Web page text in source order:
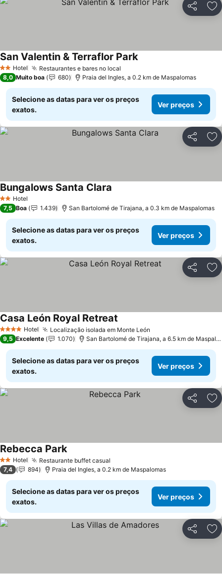
Partilhar
2 Estrelas
Hotel Restaurantes e bares no local
San Valentin & Terraflor ParkVer preços
8,0 Muito boa 680 Praia del Ingles, a 0.2 km de Maspalomas
Selecione as datas para ver os preços
exatos.
Ver preços
Partilhar
2 Estrelas
Hotel
Bungalows Santa Clara
7,5 Boa 1.439 San Bartolomé de Tirajana, a 0.3 km de Maspalomas
Selecione as datas para ver os preços
exatos.
Ver preços
Partilhar
4 EstrelasHotel Localização isolada em Monte León
Casa León Royal Retreat
9,5 Excelente 1.070 San Bartolomé de Tirajana, a 6.5 km de
Selecione as datas para ver os preços
exatos.
Ver preços
Partilhar
2 Estrelas
Hotel Restaurante buffet casual
Rebecca ParkVer preços
7,4 894 Praia del Ingles, a 0.2 km de Maspalomas
Selecione as datas para ver os preços
exatos.
Ver preços
Partilhar